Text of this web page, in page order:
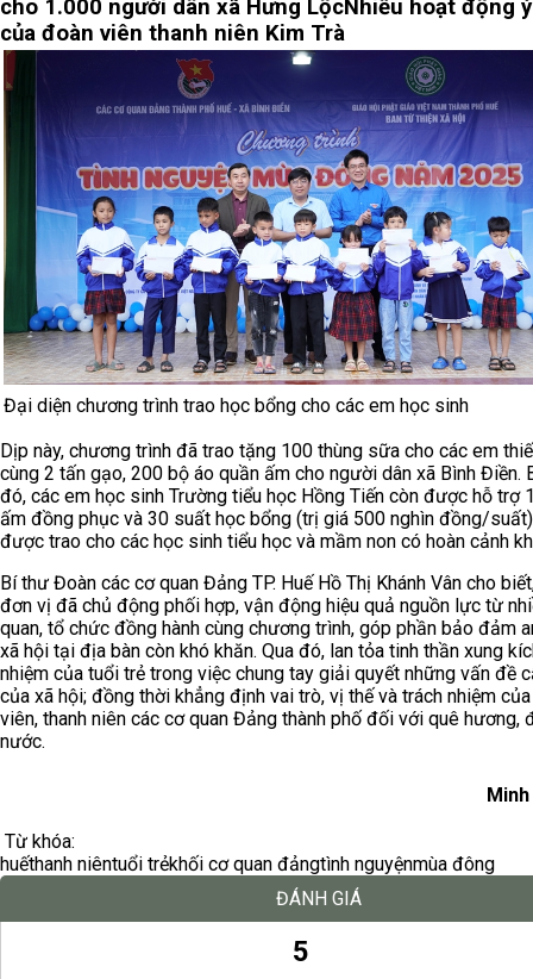
cho 1.000 người dân xã Hưng LộcNhiều hoạt động
của đoàn viên thanh niên Kim Trà
Đại diện chương trình trao học bổng cho các em học sinh
Dịp này, chương trình đã trao tặng 100 thùng sữa cho các em
cùng 2 tấn gạo, 200 bộ áo quần ấm cho người dân xã Bình Điền.
đó, các em học sinh Trường tiểu học Hồng Tiến còn được hỗ trợ
ấm đồng phục và 30 suất học bổng (trị giá 500 nghìn đồng/
được trao cho các học sinh tiểu học và mầm non có hoàn cảnh
Bí thư Đoàn các cơ quan Đảng TP. Huế Hồ Thị Khánh Vân cho
đơn vị đã chủ động phối hợp, vận động hiệu quả nguồn lực từ
quan, tổ chức đồng hành cùng chương trình, góp phần bảo đảm
xã hội tại địa bàn còn khó khăn. Qua đó, lan tỏa tinh thần xung
nhiệm của tuổi trẻ trong việc chung tay giải quyết những vấn đề
của xã hội; đồng thời khẳng định vai trò, vị thế và trách nhiệm
viên, thanh niên các cơ quan Đảng thành phố đối với quê hương,
nước.
Từ khóa:
huếthanh niêntuổi trẻkhối cơ quan đảngtình nguyệnmùa đông
ĐÁNH GIÁ
5